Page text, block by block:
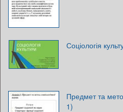
Соціологія
Предмет та
1)